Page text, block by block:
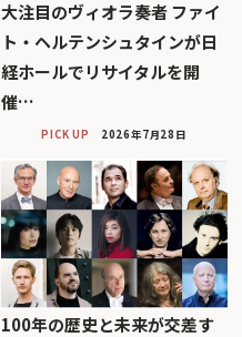
大注目のヴィオラ奏者 ファイ
ト・ヘルテンシュタインが日
経ホールでリサイタルを開
催…
PICK UP 2026年7月28日
100年の歴史と未来が交差す